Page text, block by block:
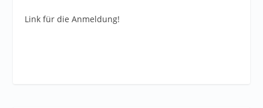
Link für die Anmeldung!